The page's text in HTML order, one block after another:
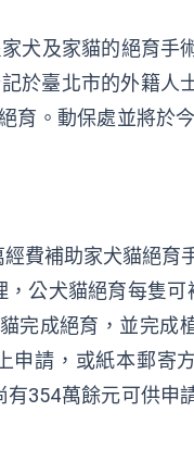
犬及家貓的絕育手
於臺北市的外籍人
育。動保處並將於
費補助家犬貓絕育
公犬貓絕育每隻可
完成絕育，並完成
申請，或紙本郵寄
354萬餘元可供申